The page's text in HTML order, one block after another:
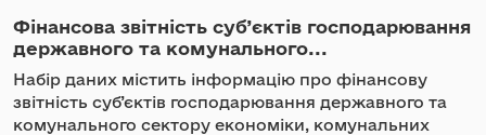
Фінансова звітність суб’єктів господарювання
державного та комунального...
Набір даних містить інформацію про фінансову
звітність суб’єктів господарювання державного та
комунального сектору економіки, комунальних